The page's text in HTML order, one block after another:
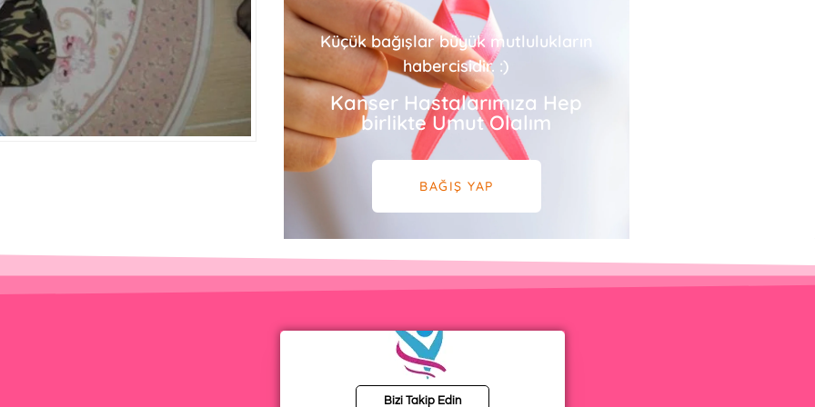
Küçük bağışlar büyük mutlulukların
habercisidir. :)
Kanser Hastalarımıza Hep
birlikte Umut Olalım
BAĞIŞ YAP
Bizi Takip Edin